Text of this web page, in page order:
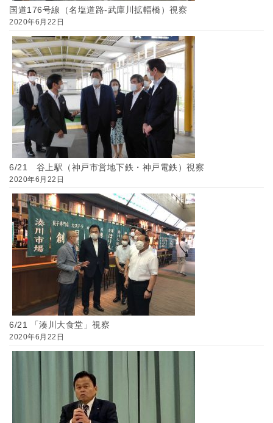
国道176号線（名塩道路-武庫川拡幅橋）視察
2020年6月22日
6/21 谷上駅（神戸市営地下鉄・神戸電鉄）視察
2020年6月22日
6/21 「湊川大食堂」視察
2020年6月22日